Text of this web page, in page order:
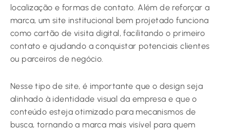
localização e formas de contato. Além de reforçar a
marca, um site institucional bem projetado funciona
como cartão de visita digital, facilitando o primeiro
contato e ajudando a conquistar potenciais clientes
ou parceiros de negócio.
Nesse tipo de site, é importante que o design seja
alinhado à identidade visual da empresa e que o
conteúdo esteja otimizado para mecanismos de
busca, tornando a marca mais visível para quem